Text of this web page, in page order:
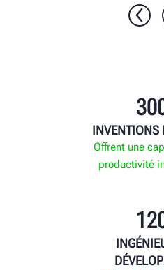
INVENTIONS
Offrent une
productivité